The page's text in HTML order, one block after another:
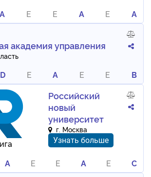
A E E A E
A
академия управления
D E A E E B
Российский
новый
университет
г. Москва
Узнать больше
A E E A E
C